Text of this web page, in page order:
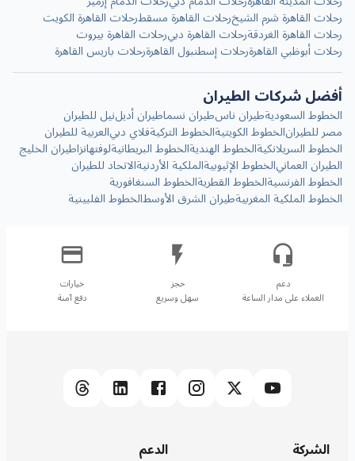
رحلات القاهرة شرم الشيخرحلات القاهرة مسقطرحلات القاهرة الكويت
رحلات القاهرة الغردقةرحلات القاهرة دبيرحلات القاهرة بيروت
رحلات أبوظبي القاهرةرحلات إسطنبول القاهرةرحلات باريس القاهرة
أفضل شركات الطيران
الخطوط السعوديةطيران ناسطيران نسماطيران أديلنيل للطيران
مصر للطيرانالخطوط الكويتيةالخطوط التركيةفلاي دبيالعربية للطيران
الخطوط السريلانكيةالخطوط الهنديةالخطوط البريطانيةلوفتهانزاطيران الخليج
الطيران العمانيالخطوط الإثيوبيةالملكية الأردنيةالاتحاد للطيران
الخطوط الفرنسيةالخطوط القطريةالخطوط السنغافورية
الخطوط الملكية المغربيةطيران الشرق الأوسطالخطوط الفلبينية
العملاء على مدار الساعة
حجز
سهل وسريع دفع آمنة
الشركة الدعم